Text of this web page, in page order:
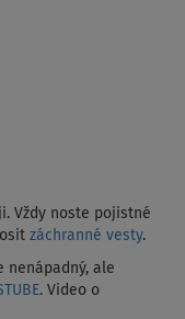
Vždy noste pojistné
záchranné vesty.
nenápadný, ale
. Video o